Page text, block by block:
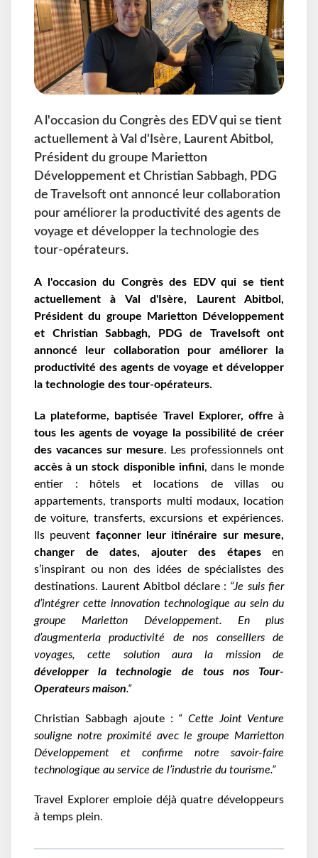
A l'occasion du Congrès des EDV qui se tient
actuellement à Val d'Isère, Laurent Abitbol,
Président du groupe Marietton
Développement et Christian Sabbagh, PDG
de Travelsoft ont annoncé leur collaboration
pour améliorer la productivité des agents de
voyage et développer la technologie des
tour-opérateurs.
A l'occasion du Congrès des EDV qui se tient
actuellement à Val d'Isère, Laurent Abitbol,
Président du groupe Marietton Développement
et Christian Sabbagh, PDG de Travelsoft ont
annoncé leur collaboration pour améliorer la
productivité des agents de voyage et développer
la technologie des tour-opérateurs.
La plateforme, baptisée Travel Explorer, offre à
tous les agents de voyage la possibilité de créer
des vacances sur mesure. Les professionnels ont
accès à un stock disponible infini, dans le monde
entier : hôtels et locations de villas ou
appartements, transports multi modaux, location
de voiture, transferts, excursions et expériences.
Ils peuvent façonner leur itinéraire sur mesure,
changer de dates, ajouter des étapesen
s’inspirant ou non des idées de spécialistes des
destinations. Laurent Abitbol déclare : “Je suis fier
d’intégrer cette innovation technologique au sein du
groupe Marietton Développement. En plus
d’augmenterla productivité de nos conseillers de
voyages, cette solution aura la mission de
développer la technologie de tous nos Tour-
Operateurs maison.“
Christian Sabbagh ajoute : “ Cette Joint Venture
souligne notre proximité avec le groupe Marrietton
Développement et confirme notre savoir-faire
technologique au service de l’industrie du tourisme.”
Travel Explorer emploie déjà quatre développeurs
à temps plein.